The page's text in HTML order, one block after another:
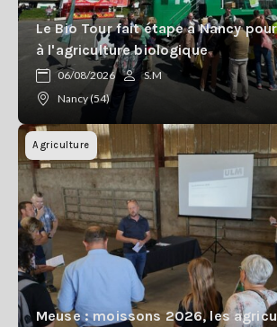
Le Bio Tour fait étape à Nancy
à l'agriculture biologique
06/08/2026
S.M
Nancy (54)
Agriculture
Meuse : moissons 2026, les